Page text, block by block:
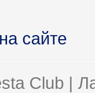
сайте
Club |